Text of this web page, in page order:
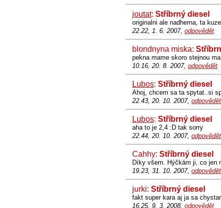
joutat: Stříbrný diesel
originalni ale nadherna, ta
22.22, 1. 6. 2007, odpovědět
blondnyna miska:
pekna mame skoro stejnou
10.16, 20. 8. 2007, odpovědět
Lubos: Stříbrný diesel
Ahoj, chcem sa ta spytat..si
22.43, 20. 10. 2007, odpovědět
Lubos: Stříbrný diesel
aha to je 2,4 :D tak sorry
22.44, 20. 10. 2007, odpovědět
Cahhy: Stříbrný diesel
Díky všem. Hýčkám ji, co jen
19.23, 31. 10. 2007, odpovědět
jurki: Stříbrný diesel
fakt super kara aj ja sa
16.25, 9. 3. 2008, odpovědět